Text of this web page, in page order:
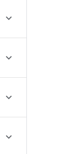



